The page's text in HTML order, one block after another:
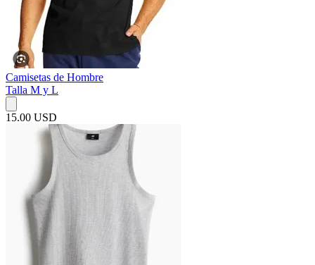
Camisetas de Hombre
Talla M y L
15.00 USD